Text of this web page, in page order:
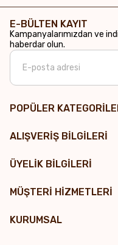
POPÜLER
ALIŞVERİŞ BİLGİLERİ
ÜYELİK BİLGİLERİ
MÜŞTERİ HİZMETLERİ
KURUMSAL
E-BÜLTEN KAYIT
Kampanyalarımızdan ve
haberdar olun.